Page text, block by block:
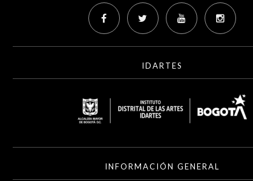
IDARTES
INFORMACIÓN GENERAL